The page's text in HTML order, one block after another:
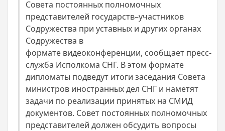
Совета постоянных полномочных
представителей государств–участников
Содружества при уставных и других органах
Содружества в
формате видеоконференции, сообщает пресс-
служба Исполкома СНГ. В этом формате
дипломаты подведут итоги заседания Совета
министров иностранных дел СНГ и наметят
задачи по реализации принятых на СМИД
документов. Совет постоянных полномочных
представителей должен обсудить вопросы